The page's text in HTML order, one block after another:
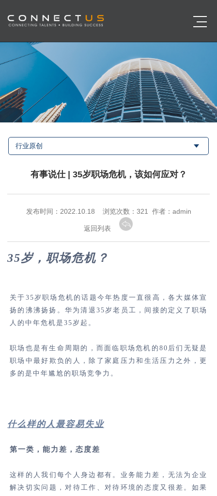
行业原创
有事说仕 | 35岁职场危机，该如何应对？
发布时间：2022.10.18 浏览次数： 321 作者：admin
返回列表
35岁，职场危机？
关于35岁职场危机的话题今年热度一直很高，各大媒体宣
扬的沸沸扬扬。华为清退35岁老员工，间接的定义了职场
人的中年危机是35岁起。
职场也是有生命周期的，而面临职场危机的80后们无疑是
职场中最好欺负的人，除了家庭压力和生活压力之外，更
多的是中年尴尬的职场竞争力。
什么样的人最容易失业
第一类，能力差，态度差
这样的人我们每个人身边都有。业务能力差，无法为企业
解决切实问题，对待工作、对待环境的态度又很差。如果